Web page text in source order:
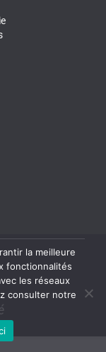
la meilleure
fonctionnalités
les réseaux
consulter notre